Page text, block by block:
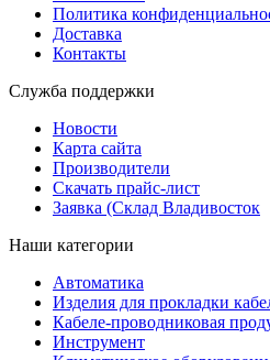
Политика
Доставка
Контакты
Служба поддержки
Новости
Карта сайта
Производители
Скачать прайс-лист
Заявка (Склад Владивосток
Наши категории
Автоматика
Изделия для прокладки
Кабеле-проводниковая
Инструмент